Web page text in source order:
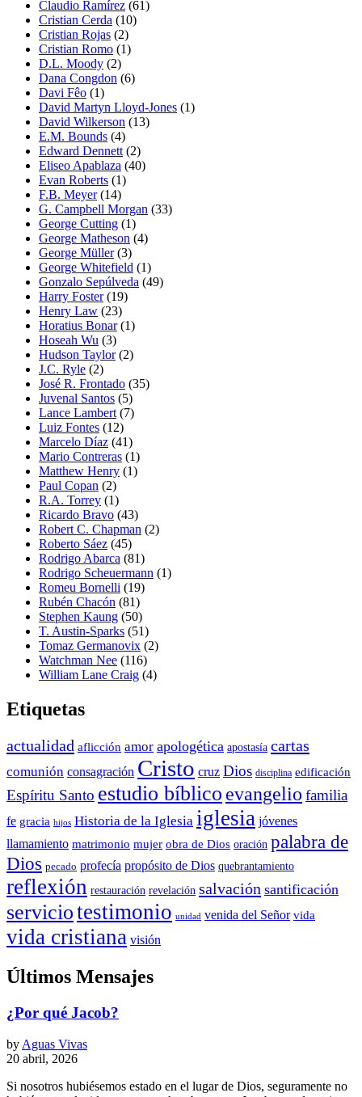
Claudio Ramírez (61)
Cristian Cerda (10)
Cristian Rojas (2)
Cristian Romo (1)
D.L. Moody (2)
Dana Congdon (6)
Davi Fêo (1)
David Martyn Lloyd-Jones (1)
David Wilkerson (13)
E.M. Bounds (4)
Edward Dennett(2)
Eliseo Apablaza (40)
Evan Roberts (1)
F.B. Meyer(14)
G. Campbell Morgan (33)
George Cutting (1)
George Matheson (4)
George Müller(3)
George Whitefield (1)
Gonzalo Sepúlveda (49)
Harry Foster(19)
Henry Law (23)
Horatius Bonar(1)
Hoseah Wu (3)
Hudson Taylor(2)
J.C. Ryle (2)
José R. Frontado (35)
Juvenal Santos (5)
Lance Lambert(7)
Luiz Fontes (12)
Marcelo Díaz (41)
Mario Contreras (1)
Matthew Henry (1)
Paul Copan (2)
R.A. Torrey (1)
Ricardo Bravo (43)
Robert C. Chapman (2)
Roberto Sáez (45)
Rodrigo Abarca (81)
Rodrigo Scheuermann (1)
Romeu Bornelli (19)
Rubén Chacón (81)
Stephen Kaung (50)
T. Austin-Sparks (51)
Tomaz Germanovix (2)
Watchman Nee (116)
William Lane Craig (4)
Etiquetas
actualidad aflicción amor apologética apostasía cartas
comunión consagración Cristo cruz Dios disciplina edificación
Espíritu Santo estudio bíblico evangelio familia
fe gracia hijos Historia de la Iglesia iglesia jóvenes
llamamiento matrimonio mujer obra de Dios oración palabra de
Dios pecado profecía propósito de Dios quebrantamiento
reflexión restauración revelación salvación santificación
serviciotestimonio unidad venida del Señor vida
vida cristiana visión
Últimos Mensajes
¿Por qué Jacob?
by Aguas Vivas
20 abril, 2026
Si nosotros hubiésemos estado en el lugar de Dios, seguramente no